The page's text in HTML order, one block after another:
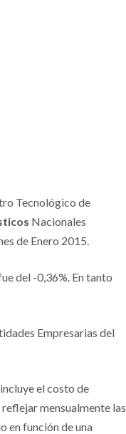
Tecnológico de
Nacionales
de Enero 2015.
del -0,36%. En tanto
Empresarias del
el costo de
mensualmente las
en función de una